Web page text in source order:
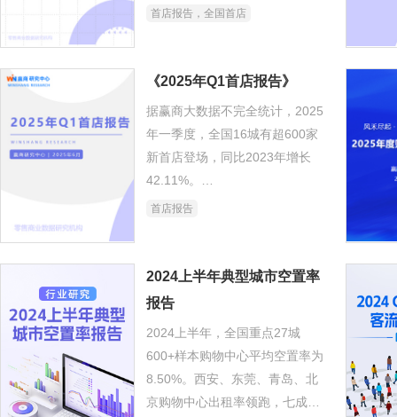
68.71%、29.37%。
19.28%，至198家。
首店报告，全国首店
《2025年Q1首店报告》
据赢商大数据不完全统计，2025
年一季度，全国16城有超600家
新首店登场，同比2023年增长
42.11%。
上新时间轴上，相比前两年同时
上新首店数占季内总数超一成。
首店报告
2024上半年典型城市空置率
报告
2024上半年，全国重点27城
600+样本购物中心平均空置率为
8.50%。西安、东莞、青岛、北
京购物中心出租率领跑，七成商